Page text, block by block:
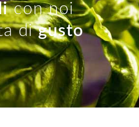
con noi
digusto